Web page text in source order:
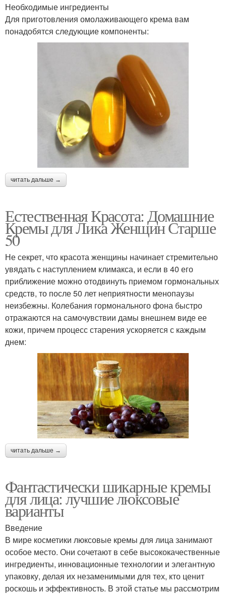
Необходимые ингредиенты
Для приготовления омолаживающего крема вам
понадобятся следующие компоненты:
читать дальше →
Естественная Красота: Домашние
Кремы для Лика Женщин Старше
50
Не секрет, что красота женщины начинает стремительно
увядать с наступлением климакса, и если в 40 его
приближение можно отодвинуть приемом гормональных
средств, то после 50 лет неприятности менопаузы
неизбежны. Колебания гормонального фона быстро
отражаются на самочувствии дамы внешнем виде ее
кожи, причем процесс старения ускоряется с каждым
днем:
читать дальше →
Фантастически шикарные кремы
для лица: лучшие люксовые
варианты
Введение
В мире косметики люксовые кремы для лица занимают
особое место. Они сочетают в себе высококачественные
ингредиенты, инновационные технологии и элегантную
упаковку, делая их незаменимыми для тех, кто ценит
роскошь и эффективность. В этой статье мы рассмотрим